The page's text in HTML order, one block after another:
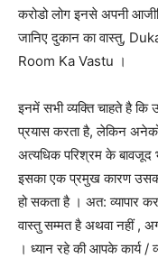
करोडो लोग इनसे अपनी
जानिए दुकान का वास्तु,
Room Ka Vastu ।
इनमें सभी व्यक्ति चाहते है
प्रयास करता है, लेकिन अनेको
अत्यधिक परिश्रम के बावजूद
इसका एक प्रमुख कारण
हो सकता है । अत: व्यापार
वास्तु सम्मत है अथवा नहीं ,
। ध्यान रहे की आपके कार्य /